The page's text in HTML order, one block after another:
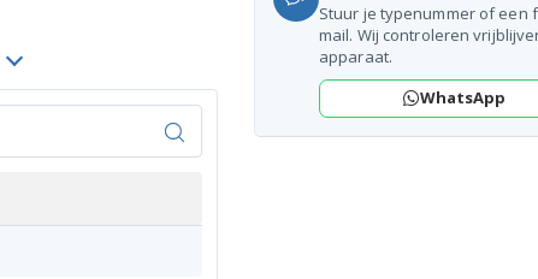
Stuur je typenummer of een
mail. Wij controleren
apparaat.
WhatsApp